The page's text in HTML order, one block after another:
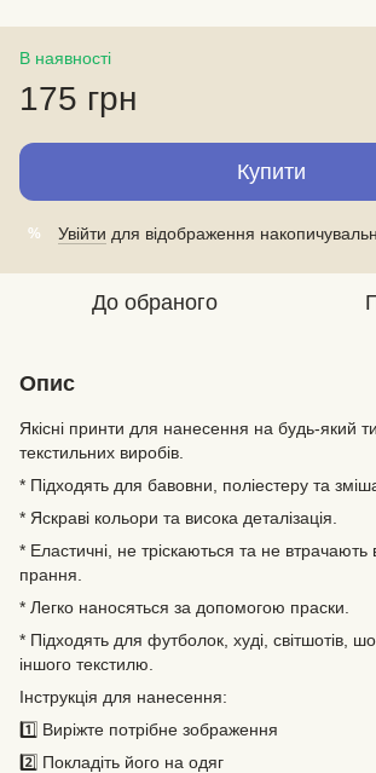
В наявності
175 грн
Купити
% Увійти для відображення
До обраного
Опис
Якісні принти для нанесення на будь-який
текстильних виробів.
* Підходять для бавовни, поліестеру та
* Яскраві кольори та висока деталізація.
* Еластичні, не тріскаються та не втрачають
прання.
* Легко наносяться за допомогою праски.
* Підходять для футболок, худі, світшотів,
іншого текстилю.
Інструкція для нанесення:
1️⃣ Виріжте потрібне зображення
2️⃣ Покладіть його на одяг